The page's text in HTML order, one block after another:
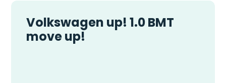
Volkswagen up! 1.0 BMT
move up!